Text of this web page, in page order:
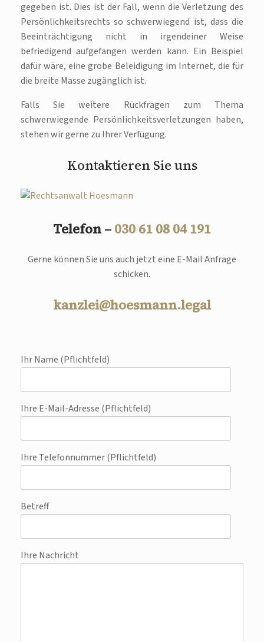
gegeben ist. Dies ist der Fall, wenn die Verletzung des
Persönlichkeitsrechts so schwerwiegend ist, dass die
Beeinträchtigung nicht in irgendeiner Weise
befriedigend aufgefangen werden kann. Ein Beispiel
dafür wäre, eine grobe Beleidigung im Internet, die für
die breite Masse zugänglich ist.
Falls Sie weitere Rückfragen zum Thema
schwerwiegende Persönlichkeitsverletzungen haben,
stehen wir gerne zu Ihrer Verfügung.
Kontaktieren Sie uns
Telefon – 030 61 08 04 191
Gerne können Sie uns auch jetzt eine E-Mail Anfrage
schicken.
kanzlei@hoesmann.legal
Ihr Name (Pflichtfeld)
Ihre E-Mail-Adresse (Pflichtfeld)
Ihre Telefonnummer (Pflichtfeld)
Betreff
Ihre Nachricht